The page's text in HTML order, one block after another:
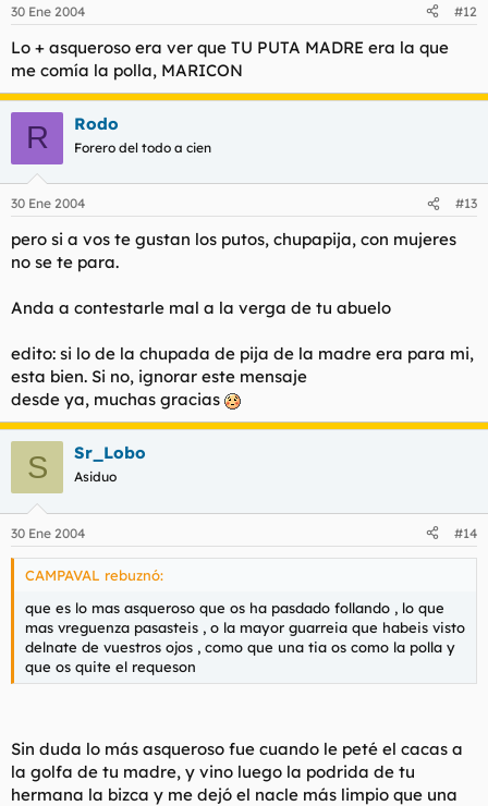
30 Ene 2004 #12
Lo + asqueroso era ver que TU PUTA MADRE era la que
me comía la polla, MARICON
R Rodo
Forero del todo a cien
30 Ene 2004 #13
pero si a vos te gustan los putos, chupapija, con mujeres
no se te para.
Anda a contestarle mal a la verga de tu abuelo
edito: si lo de la chupada de pija de la madre era para mi,
esta bien. Si no, ignorar este mensaje
desde ya, muchas gracias
S Sr_Lobo
Asiduo
30 Ene 2004 #14
CAMPAVAL rebuznó:
que es lo mas asqueroso que os ha pasdado follando , lo que
mas vreguenza pasasteis , o la mayor guarreia que habeis visto
delnate de vuestros ojos , como que una tia os como la polla y
que os quite el requeson
Sin duda lo más asqueroso fue cuando le peté el cacas a
la golfa de tu madre, y vino luego la podrida de tu
hermana la bizca y me dejó el nacle más limpio que una